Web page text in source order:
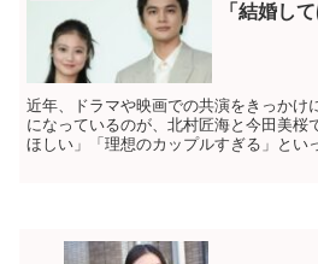
「結婚し
近年、ドラマや映画での共演をきっかけ
になっているのが、北村匠海と今田美桜
ほしい」「理想のカップルすぎる」とい